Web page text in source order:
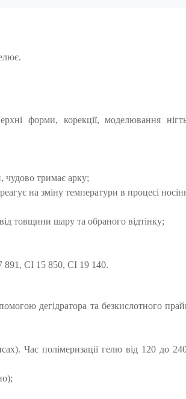
форми, корекції, моделювання
чудово тримає арку;
на зміну температури в процесі
товщини шару та обраного відтінку;
CI 15 850, CI 19 140.
дегідратора та безкислотного
Час полімеризації гелю від 120 до